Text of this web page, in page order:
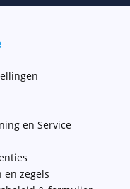
en Service
en zegels